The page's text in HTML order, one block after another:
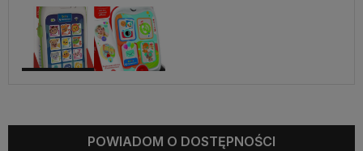
POWIADOM O DOSTĘPNOŚCI